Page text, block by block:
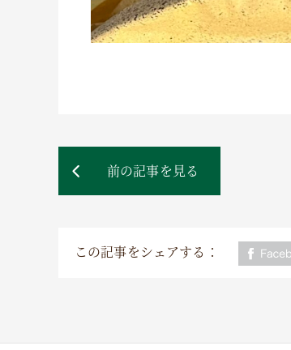
前の記事を見る
この記事をシェアする：